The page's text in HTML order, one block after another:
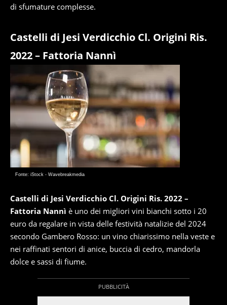
di sfumature complesse.
Castelli di Jesi Verdicchio Cl. Origini Ris.
2022 – Fattoria Nannì
Fonte: iStock - Wavebreakmedia
Castelli di Jesi Verdicchio Cl. Origini Ris. 2022 –
Fattoria Nannì è uno dei migliori vini bianchi sotto i 20
euro da regalare in vista delle festività natalizie del 2024
secondo Gambero Rosso: un vino chiarissimo nella veste e
nei raffinati sentori di anice, buccia di cedro, mandorla
dolce e sassi di fiume.